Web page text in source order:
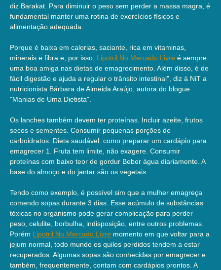
diz Barakat. Para diminuir o peso sem perder a massa magra, é
fundamental manter uma rotina de exercícios físicos e
alimentação adequada.
Porque é baixa em calorias, saciante, rica em vitaminas,
minerais e fibra e, por isso, Lipotril No Mercado Livre é sempre
uma boa amiga nas dietas de emagrecimento. Além disso, é de
fácil digestão e ajuda a regular o trânsito intestinal", diz à NiT a
nutricionista Bárbara de Almeida Araújo, autora do blogue
"Manias de Uma Dietista".
Os lanches também devem ter proteínas. Incluir azeite, frutos
secos e sementes. Consumir pequenas porções de
carboidratos. Dieta saudável: como preparar um cardápio para
emagrecer 1. Fruta tem limite, não exagere. Consumir
proteínas com baixo teor de gordur Beber água diariamente. A
base do almoço e do jantar são os vegetais.
Tendo como exemplo, é possível sim que a mulher emagreça
comendo sopas durante 3 dias. Esse acúmulo de substâncias
tóxicas no organismo pode gerar complicação para perder
peso, celulite, borbulha, indisposição, entre outros problemas.
Porém Lipotril No Mercado Livre momento em que voltar para a
jejum normal, todo mundo os quilos perdidos tendem a estar
recuperados. Algumas sopas são conhecidas por emagrecer e
também, frequentemente, contam com cardápios prontos. A